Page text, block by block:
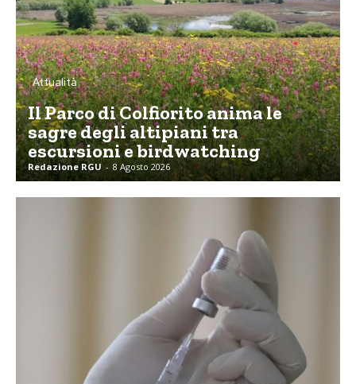
Attualità
Il Parco di Colfiorito anima le
sagre degli altipiani tra
escursioni e birdwatching
Redazione RGU - 8 Agosto 2026